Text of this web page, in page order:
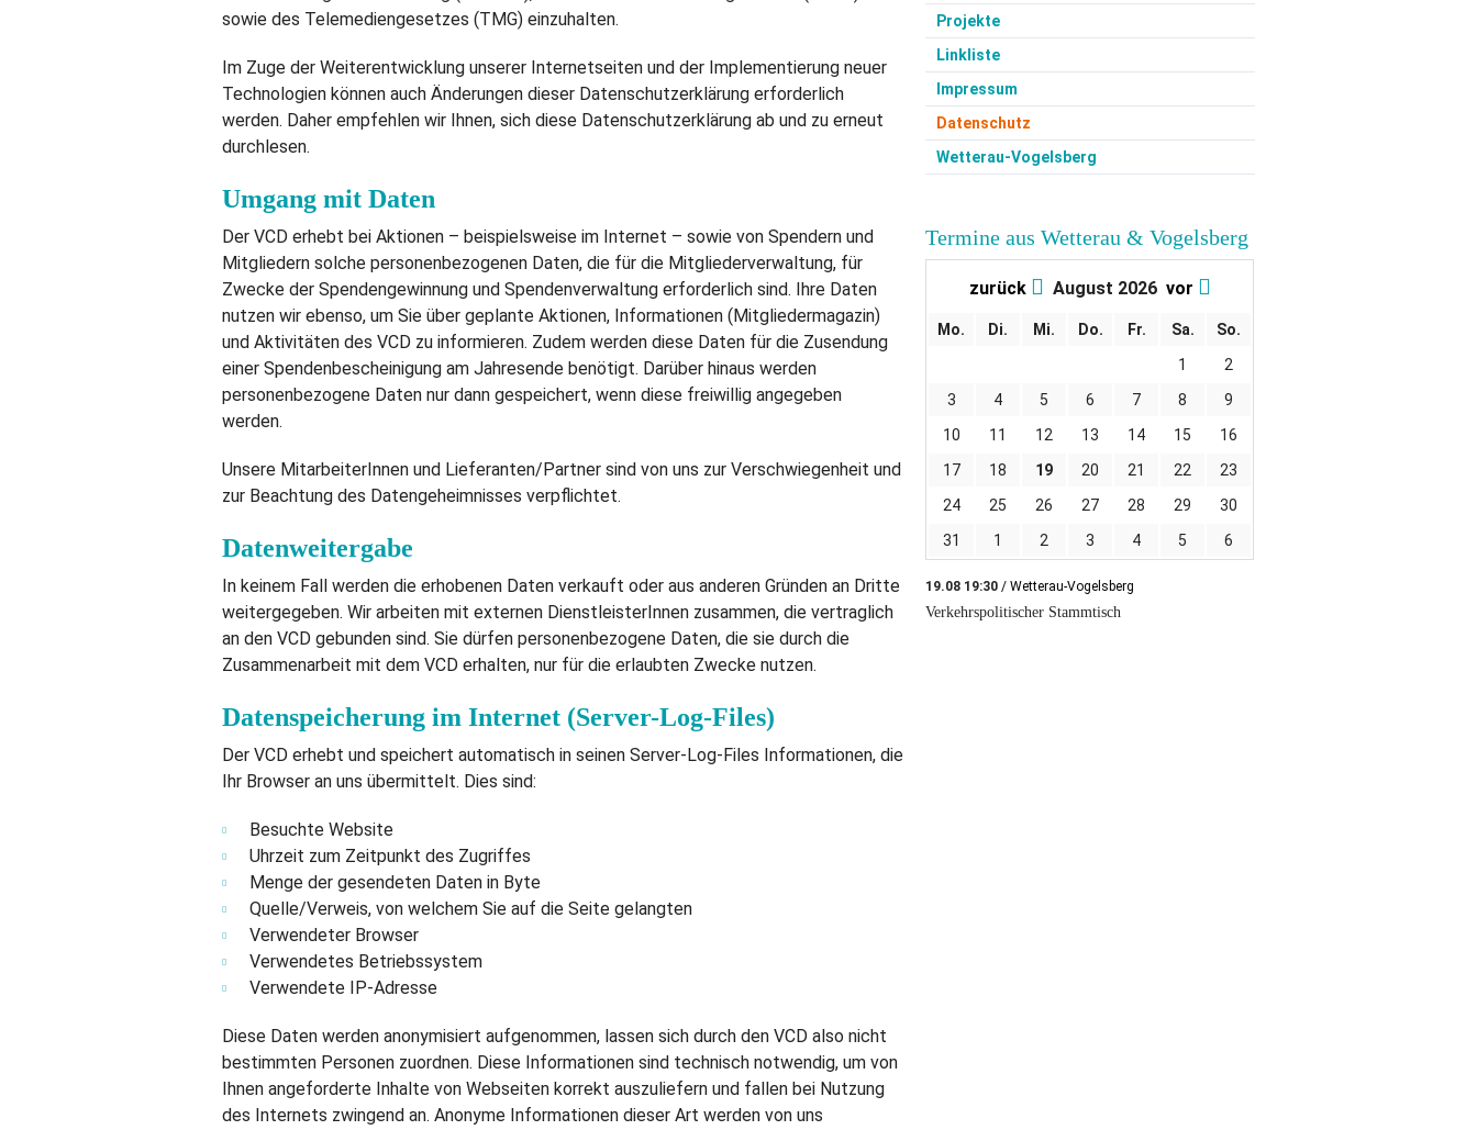
sowie des Telemediengesetzes (TMG) einzuhalten.
Im Zuge der Weiterentwicklung unserer Internetseiten und der Implementierung neuer
Technologien können auch Änderungen dieser Datenschutzerklärung erforderlich
werden. Daher empfehlen wir Ihnen, sich diese Datenschutzerklärung ab und zu erneut
durchlesen.
Umgang mit Daten
Der VCD erhebt bei Aktionen – beispielsweise im Internet – sowie von Spendern und
Mitgliedern solche personenbezogenen Daten, die für die Mitgliederverwaltung, für
Zwecke der Spendengewinnung und Spendenverwaltung erforderlich sind. Ihre Daten
nutzen wir ebenso, um Sie über geplante Aktionen, Informationen (Mitgliedermagazin)
und Aktivitäten des VCD zu informieren. Zudem werden diese Daten für die Zusendung
einer Spendenbescheinigung am Jahresende benötigt. Darüber hinaus werden
personenbezogene Daten nur dann gespeichert, wenn diese freiwillig angegeben
werden.
Unsere MitarbeiterInnen und Lieferanten/Partner sind von uns zur Verschwiegenheit und
zur Beachtung des Datengeheimnisses verpflichtet.
Datenweitergabe
In keinem Fall werden die erhobenen Daten verkauft oder aus anderen Gründen an Dritte
weitergegeben. Wir arbeiten mit externen DienstleisterInnen zusammen, die vertraglich
an den VCD gebunden sind. Sie dürfen personenbezogene Daten, die sie durch die
Zusammenarbeit mit dem VCD erhalten, nur für die erlaubten Zwecke nutzen.
Datenspeicherung im Internet (Server-Log-Files)
Der VCD erhebt und speichert automatisch in seinen Server-Log-Files Informationen, die
Ihr Browser an uns übermittelt. Dies sind:
Besuchte Website
Uhrzeit zum Zeitpunkt des Zugriffes
Menge der gesendeten Daten in Byte
Quelle/Verweis, von welchem Sie auf die Seite gelangten
Verwendeter Browser
Verwendetes Betriebssystem
Verwendete IP-Adresse
Diese Daten werden anonymisiert aufgenommen, lassen sich durch den VCD also nicht
bestimmten Personen zuordnen. Diese Informationen sind technisch notwendig, um von
Ihnen angeforderte Inhalte von Webseiten korrekt auszuliefern und fallen bei Nutzung
des Internets zwingend an. Anonyme Informationen dieser Art werden von uns
Projekte
Linkliste
Impressum
Datenschutz
Wetterau-Vogelsberg
Termine aus Wetterau & Vogelsberg
zurück August 2026 vor
Mo. Di. Mi. Do. Fr. Sa.
So.
1
2
3
4 5 6 7 8
9
10
11 12 13 14 15
16
17
18 19 20 21 22
23
24
25 26 27 28 29
30
31
1 2 3 4 5 6
19.08 19:30 / Wetterau-Vogelsberg
Verkehrspolitischer Stammtisch